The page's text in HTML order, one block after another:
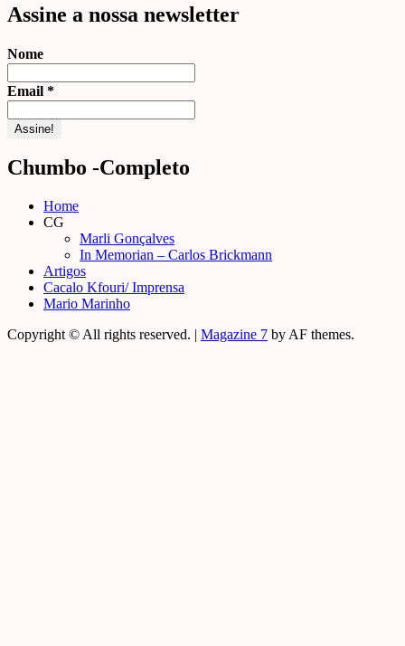
Assine a nossa newsletter
Nome
Email *
Chumbo -Completo
Home
CG
Marli Gonçalves
In Memorian – Carlos Brickmann
Artigos
Cacalo Kfouri/ Imprensa
Mario Marinho
Copyright © All rights reserved. | Magazine 7 by AF themes.